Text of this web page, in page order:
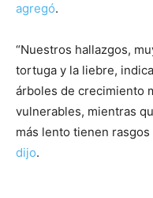
agregó.
“Nuestros hallazgos,
tortuga y la liebre,
árboles de crecimiento
vulnerables, mientras
más lento tienen
dijo.